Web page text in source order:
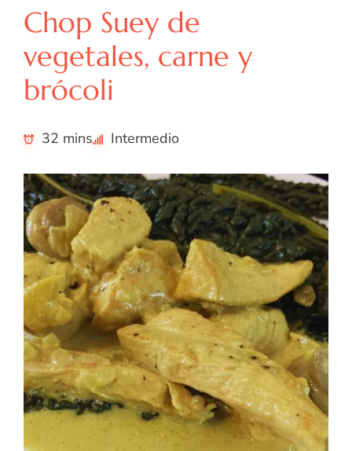
Chop Suey de
vegetales, carne y
brócoli
32 mins Intermedio